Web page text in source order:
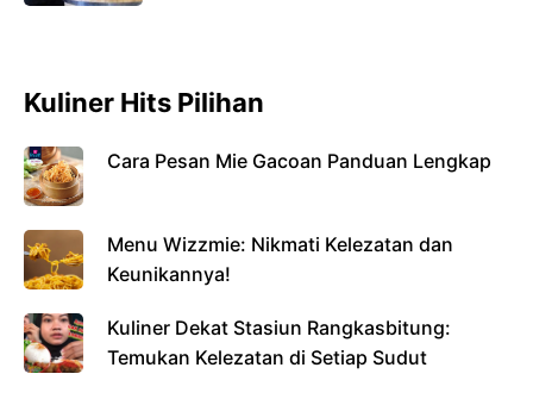
Kuliner Hits Pilihan
Cara Pesan Mie Gacoan Panduan Lengkap
Menu Wizzmie: Nikmati Kelezatan dan
Keunikannya!
Kuliner Dekat Stasiun Rangkasbitung:
Temukan Kelezatan di Setiap Sudut